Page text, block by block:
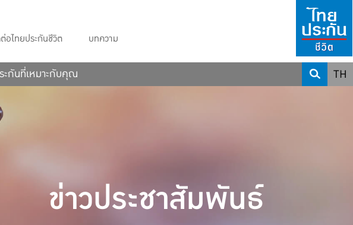
อไทยประกันชีวิต บทความ
ะกันที่เหมาะกับคุณ TH
ข่าวประชาสัมพันธ์